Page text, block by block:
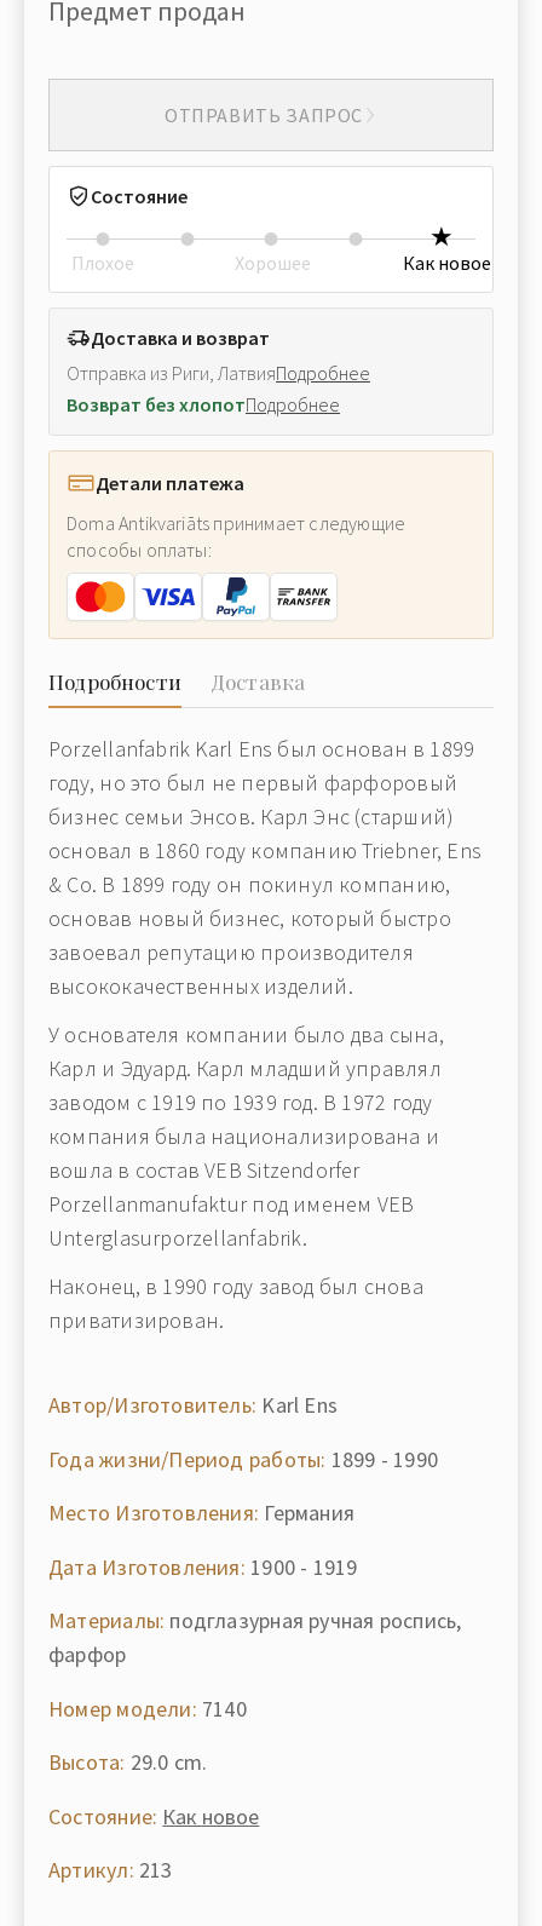
Предмет продан
ОТПРАВИТЬ ЗАПРОС
Состояние
Плохое Хорошее Как новое
Доставка и возврат
Отправка из Риги, ЛатвияПодробнее
Возврат без хлопотПодробнее
Детали платежа
Doma Antikvariāts принимает следующие
способы оплаты:
Подробности Доставка
Porzellanfabrik Karl Ens был основан в 1899
году, но это был не первый фарфоровый
бизнес семьи Энсов. Карл Энс (старший)
основал в 1860 году компанию Triebner, Ens
& Co. В 1899 году он покинул компанию,
основав новый бизнес, который быстро
завоевал репутацию производителя
высококачественных изделий.
У основателя компании было два сына,
Карл и Эдуард. Карл младший управлял
заводом с 1919 по 1939 год. В 1972 году
компания была национализирована и
вошла в состав VEB Sitzendorfer
Porzellanmanufaktur под именем VEB
Unterglasurporzellanfabrik.
Наконец, в 1990 году завод был снова
приватизирован.
Автор/Изготовитель: Karl Ens
Года жизни/Период работы: 1899 - 1990
Место Изготовления: Германия
Дата Изготовления: 1900 - 1919
Материалы: подглазурная ручная роспись,
фарфор
Номер модели: 7140
Высота: 29.0 cm.
Состояние: Как новое
Артикул: 213